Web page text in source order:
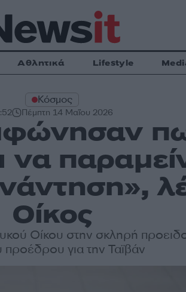
Αθλητικά Lifestyle
Κόσμος
Πέμπτη 14 Μαΐου 2026
να
Οίκος
Οίκου στην σκληρή
προέδρου για την Ταϊβάν